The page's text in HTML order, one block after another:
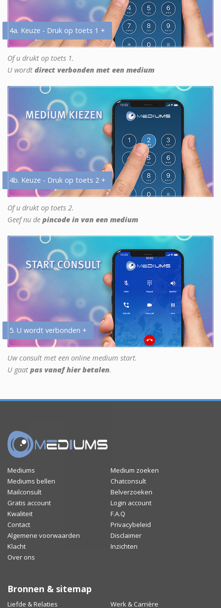
4a. Keuze - Druk op toets 1 +
Of u drukt op toets 1.
U wordt direct verbonden met een medium
4b. Keuze - Druk op toets 2 +
Of u drukt op toets 2.
Geef nu de pincode in van een medium
5. U wordt verbonden +
Uw consult met een online medium start.
U gaat pas vanaf hier betalen.
Mediums
Medium zoeken
Mediums bellen
Chatconsult
Mailconsult
Belverzoeken
Gratis account
Login account
Kwaliteit
F.A.Q
Contact
Privacybeleid
Algemene voorwaarden
Disclaimer
Klacht
Inzichten
Over ons
Bronnen & sitemap
Liefde & Relaties Werk & Carrière